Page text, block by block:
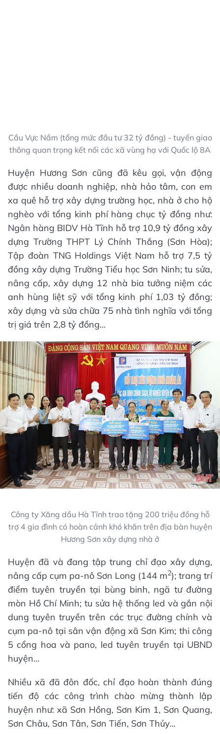
Cầu Vực Nầm (tổng mức đầu tư 32 tỷ đồng) - tuyến giao
thông quan trọng kết nối các xã vùng hạ với Quốc lộ 8A
Huyện Hương Sơn cũng đã kêu gọi, vận động
được nhiều doanh nghiệp, nhà hảo tâm, con em
xa quê hỗ trợ xây dựng trường học, nhà ở cho hộ
nghèo với tổng kinh phí hàng chục tỷ đồng như:
Ngân hàng BIDV Hà Tĩnh hỗ trợ 10,9 tỷ đồng xây
dựng Trường THPT Lý Chính Thắng (Sơn Hòa);
Tập đoàn TNG Holdings Việt Nam hỗ trợ 7,5 tỷ
đồng xây dựng Trường Tiểu học Sơn Ninh; tu sửa,
nâng cấp, xây dựng 12 nhà bia tưởng niệm các
anh hùng liệt sỹ với tổng kinh phí 1,03 tỷ đồng;
xây dựng và sửa chữa 75 nhà tình nghĩa với tổng
trị giá trên 2,8 tỷ đồng…
Công ty Xăng dầu Hà Tĩnh trao tặng 200 triệu đồng hỗ
trợ 4 gia đình có hoàn cảnh khó khăn trên địa bàn huyện
Hương Sơn xây dựng nhà ở
Huyện đã và đang tập trung chỉ đạo xây dựng,
nâng cấp cụm pa-nô Sơn Long (144 m2); trang trí
điểm tuyên truyền tại bùng binh, ngã tư đường
mòn Hồ Chí Minh; tu sửa hệ thống led và gắn nội
dung tuyên truyền trên các trục đường chính và
cụm pa-nô tại sân vận động xã Sơn Kim; thi công
5 cổng hoa và pano, led tuyên truyền tại UBND
huyện…
Nhiều xã đã đôn đốc, chỉ đạo hoàn thành đúng
tiến độ các công trình chào mừng thành lập
huyện như: xã Sơn Hồng, Sơn Kim 1, Sơn Quang,
Sơn Châu, Sơn Tân, Sơn Tiến, Sơn Thủy...